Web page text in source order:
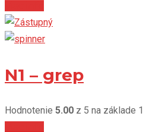
N1 – grep
Hodnotenie 5.00 z 5 na základe 1